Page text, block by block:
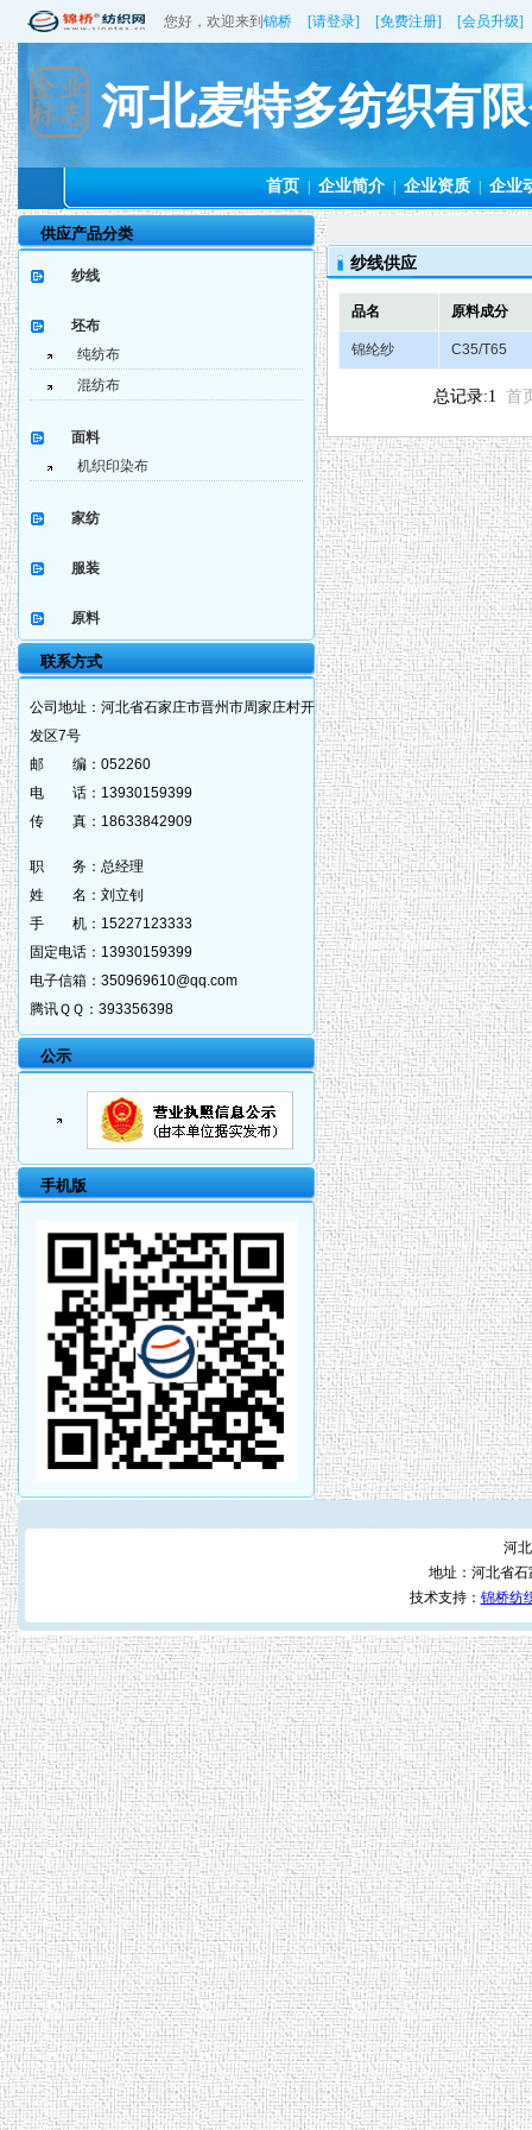
您好，欢迎来到 锦桥 [请登录] [免费注册] [会员升级]
河北麦特多纺织有
首页 企业简介 企业资质 企业
供应产品分类
纱线
坯布
纯纺布
混纺布
面料
机织印染布
家纺
服装
原料
联系方式
公司地址： 河北省石家庄市晋州市周家庄村开
发区7号
邮 编： 052260
电 话： 13930159399
传 真： 18633842909
职 务： 总经理
姓 名： 刘立钊
手 机： 15227123333
固定电话： 13930159399
电子信箱： 350969610@qq.com
腾讯ＱＱ： 393356398
公示
手机版
纱线供应
品名 原料成分
锦纶纱 C35/T65
总记录:1 首
河
地址：河北省
技术支持： 锦桥纺